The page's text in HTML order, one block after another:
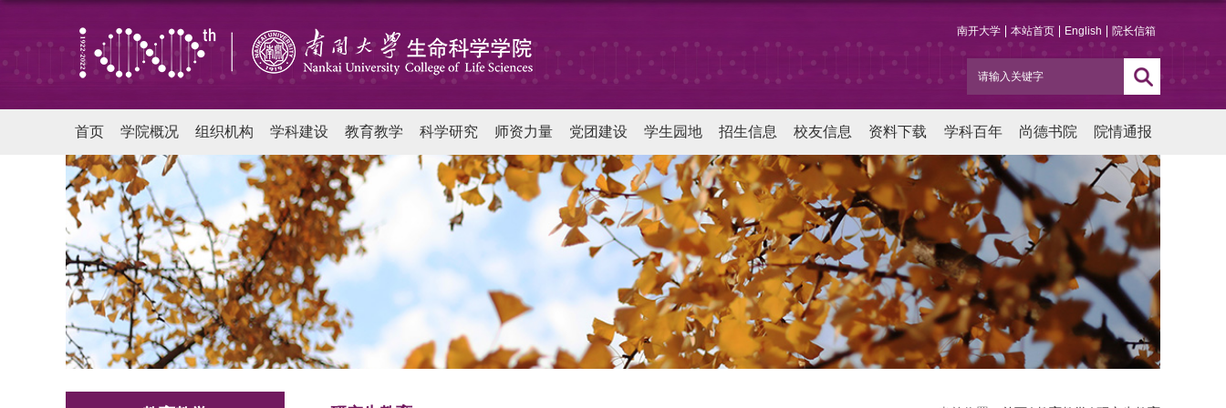
南开大学 本站首页 English 院长信箱
首页 学院概况 组织机构 学科建设 教育教学 科学研究 师资力量 党团建设 学生园地 招生信息 校友信息 资料下载 学科百年 尚德书院 院情通报